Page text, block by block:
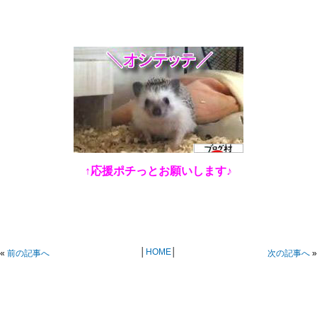
↑応援ポチっとお願いします♪
« 前の記事へ HOME│ 次の記事へ »